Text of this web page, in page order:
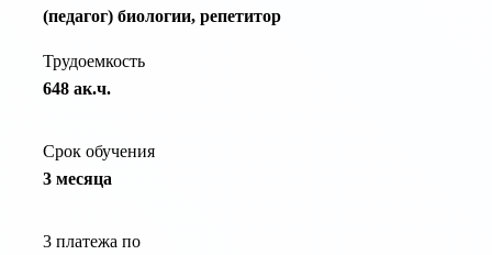
(педагог) биологии, репетитор
Трудоемкость
648 ак.ч.
Срок обучения
3 месяца
3 платежа по